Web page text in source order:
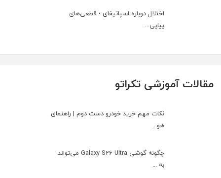
اختلال دوباره اسپاتیفای ؛ قطعی‌های
پیاپی...
مقالات آموزشی تکراتو
نکات مهم خرید خودرو دست دوم | راهنمای
هو...
چگونه گوشی Galaxy S26 Ultra می‌تواند
به ...